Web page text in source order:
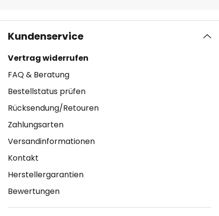
Kundenservice
Vertrag widerrufen
FAQ & Beratung
Bestellstatus prüfen
Rücksendung/Retouren
Zahlungsarten
Versandinformationen
Kontakt
Herstellergarantien
Bewertungen